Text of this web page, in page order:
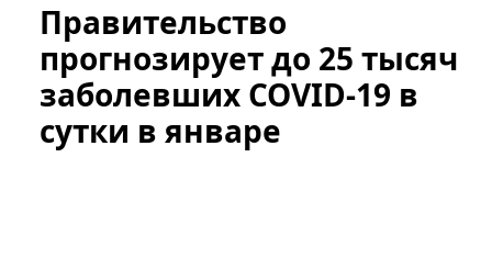
Правительство
прогнозирует до 25 тысяч
заболевших COVID-19 в
сутки в январе